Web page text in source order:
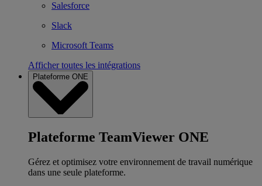
Salesforce
Slack
Microsoft Teams
Afficher toutes les intégrations
Plateforme ONE
Plateforme TeamViewer ONE
Gérez et optimisez votre environnement de travail numérique
dans une seule plateforme.